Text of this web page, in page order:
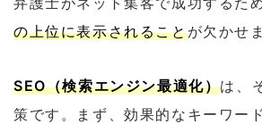
の上位に表示されることが欠かせ
SEO（検索エンジン最適化）は、
策です。まず、効果的なキーワー